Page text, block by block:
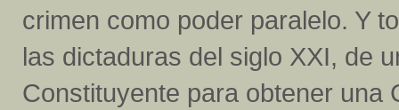
crimen como poder paralelo. Y
las dictaduras del siglo XXI, de
Constituyente para obtener una